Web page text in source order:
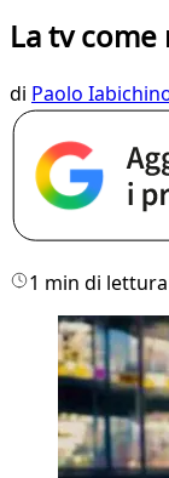
La tv
di Paolo
1 min di lettura